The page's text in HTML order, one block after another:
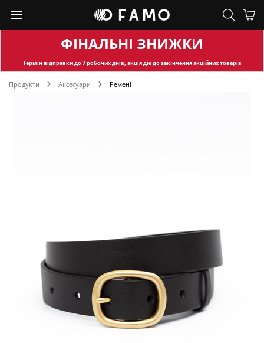
ФІНАЛЬНІ ЗНИЖКИ
Термін відправкидо 7 робочих днів, акція діє до закінчення акційних товарів
Продукти Аксесуари Ремені